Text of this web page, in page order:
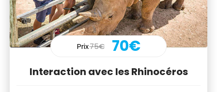
Prix75€ 70€
Interaction avec les Rhinocéros